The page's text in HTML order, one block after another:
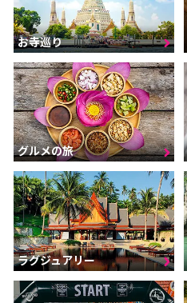
お寺巡り
グルメの旅
ラグジュアリー